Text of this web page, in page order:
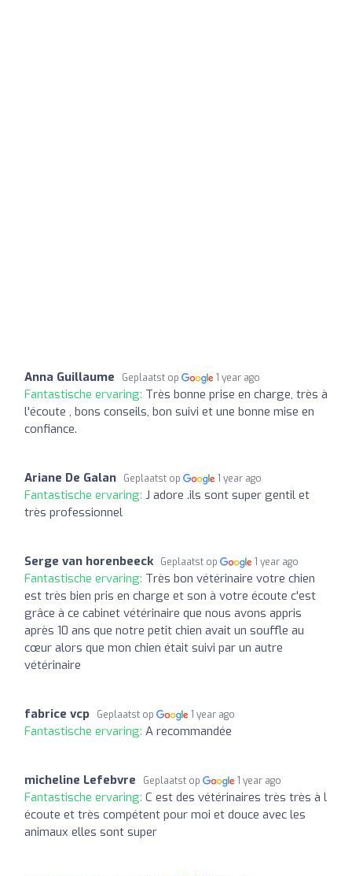
Anna Guillaume Geplaatst op 1 year ago
Fantastische ervaring: Très bonne prise en charge, très à
l'écoute , bons conseils, bon suivi et une bonne mise en
confiance.
Ariane De Galan Geplaatst op 1 year ago
Fantastische ervaring: J adore .ils sont super gentil et
très professionnel
Serge van horenbeeck Geplaatst op 1 year ago
Fantastische ervaring: Très bon vétérinaire votre chien
est très bien pris en charge et son à votre écoute c'est
grâce à ce cabinet vétérinaire que nous avons appris
après 10 ans que notre petit chien avait un souffle au
cœur alors que mon chien était suivi par un autre
vétérinaire
fabrice vcp Geplaatst op 1 year ago
Fantastische ervaring: A recommandée
micheline Lefebvre Geplaatst op 1 year ago
Fantastische ervaring: C est des vétérinaires très très à l
écoute et très compétent pour moi et douce avec les
animaux elles sont super